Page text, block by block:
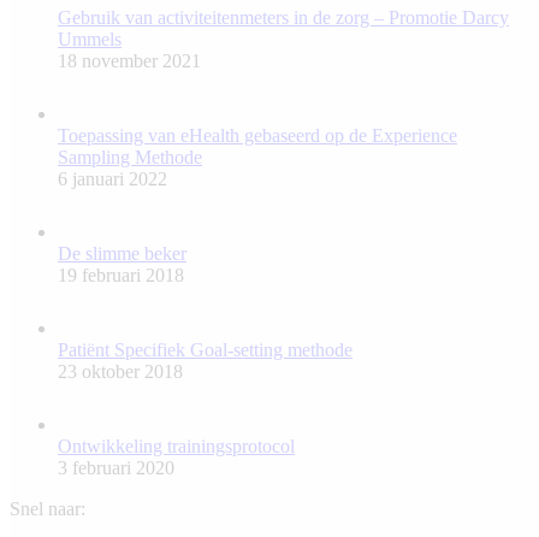
Gebruik van activiteitenmeters in de zorg – Promotie Darcy
Ummels
18 november 2021
Toepassing van eHealth gebaseerd op de Experience
Sampling Methode
6 januari 2022
De slimme beker
19 februari 2018
Patiënt Specifiek Goal-setting methode
23 oktober 2018
Ontwikkeling trainingsprotocol
3 februari 2020
Snel naar: